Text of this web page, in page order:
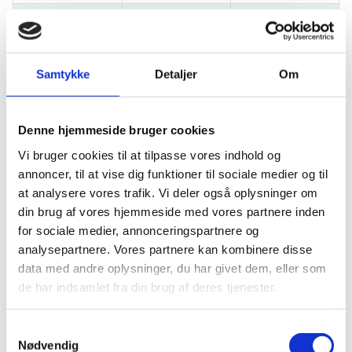
Samtykke Detaljer Om
Denne hjemmeside bruger cookies
Vi bruger cookies til at tilpasse vores indhold og
annoncer, til at vise dig funktioner til sociale medier og til
at analysere vores trafik. Vi deler også oplysninger om
din brug af vores hjemmeside med vores partnere inden
for sociale medier, annonceringspartnere og
analysepartnere. Vores partnere kan kombinere disse
data med andre oplysninger, du har givet dem, eller som
de har indsamlet fra din brug af deres tjenester.
Nødvendig
Farshid Naseri REVIVE
Rejuvenation
and Anti-Aging
Mechanisms for
Vitalizing Next-
Om bevillingsmodtageren fra
Aarhus Universitet
Navn Akronym Projekt
Blending
Interaction